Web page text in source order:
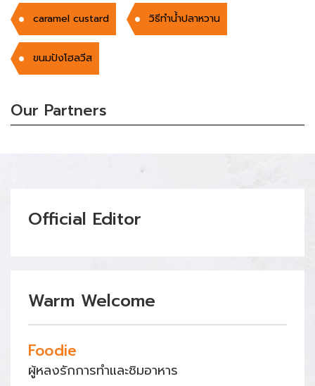
caramel custard วิธีทำน้ำปลาหวาน
ขนมปังโฮลวีส
Our Partners
Official Editor
Warm Welcome
Foodie
ผู้หลงรักการทำและชิมอาหาร